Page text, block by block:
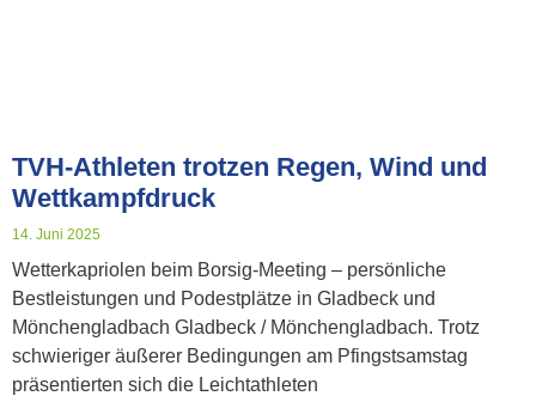
TVH-Athleten trotzen Regen, Wind und
Wettkampfdruck
14. Juni 2025
Wetterkapriolen beim Borsig-Meeting – persönliche
Bestleistungen und Podestplätze in Gladbeck und
Mönchengladbach Gladbeck / Mönchengladbach. Trotz
schwieriger äußerer Bedingungen am Pfingstsamstag
präsentierten sich die Leichtathleten